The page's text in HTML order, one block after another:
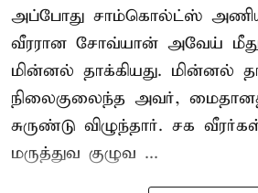
அப்போது சாம்கொல்ட்ஸ்
வீரரான சோவ்யான் அவேய் மீது
மின்னல் தாக்கியது. மின்னல்
நிலைகுலைந்த அவர்,
சுருண்டு விழுந்தார். சக
மருத்துவ குழுவ ...